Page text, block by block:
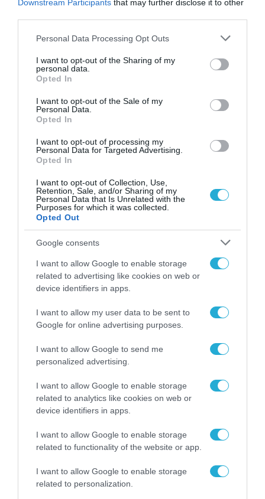
Downstream Participants that may further disclose it to other
Please note that this website/app uses one or more Google
not limited to your visit or usage behaviour. You may click to
grant or deny consent to Google and its third-party tags to
use your data for below specified purposes in below Google
consent section.
Personal Data Processing Opt Outs
I want to opt-out of the Sharing of my
personal data.
Opted In
I want to opt-out of the Sale of my
Personal Data.
Opted In
I want to opt-out of processing my
Personal Data for Targeted Advertising.
Opted In
I want to opt-out of Collection, Use,
Retention, Sale, and/or Sharing of my
Personal Data that Is Unrelated with the
Purposes for which it was collected.
Opted Out
Google consents
I want to allow Google to enable storage
related to advertising like cookies on web or
device identifiers in apps.
I want to allow my user data to be sent to
Google for online advertising purposes.
I want to allow Google to send me
personalized advertising.
I want to allow Google to enable storage
related to analytics like cookies on web or
device identifiers in apps.
I want to allow Google to enable storage
related to functionality of the website or app.
I want to allow Google to enable storage
related to personalization.
Παρασκευή 14 Μαρτίου 2025
Θεόδωρος Λύτρας: «Τι έμαθα
από την πανδημία του COVID-
Δεν ήταν η πρώτη πανδημία που έζησε ο Επικουρος
Καθηγητής Δημόσιας Υγείας Θεόδωρος Λύτρας
αυτή του Covid-19. Ήταν όμως πολλαπλώς πιο
διδακτική. Εξηγεί το γιατί.
Παρασκευή 14 Μαρτίου 2025
News
letter
Εγγραφείτε στο Newsletter μας